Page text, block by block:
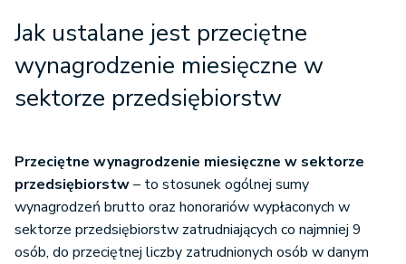
Jak ustalane jest przeciętne
wynagrodzenie miesięczne w
sektorze przedsiębiorstw
Przeciętne wynagrodzenie miesięczne w sektorze
przedsiębiorstw– to stosunek ogólnej sumy
wynagrodzeń brutto oraz honorariów wypłaconych w
sektorze przedsiębiorstw zatrudniających co najmniej 9
osób, do przeciętnej liczby zatrudnionych osób w danym